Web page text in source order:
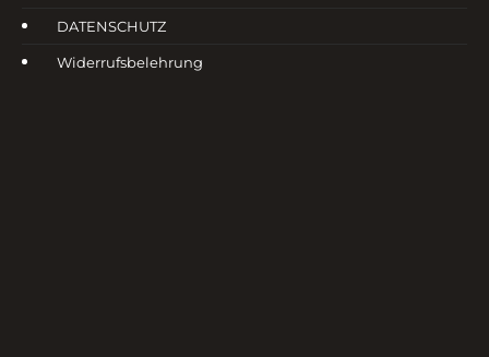
DATENSCHUTZ
Widerrufsbelehrung